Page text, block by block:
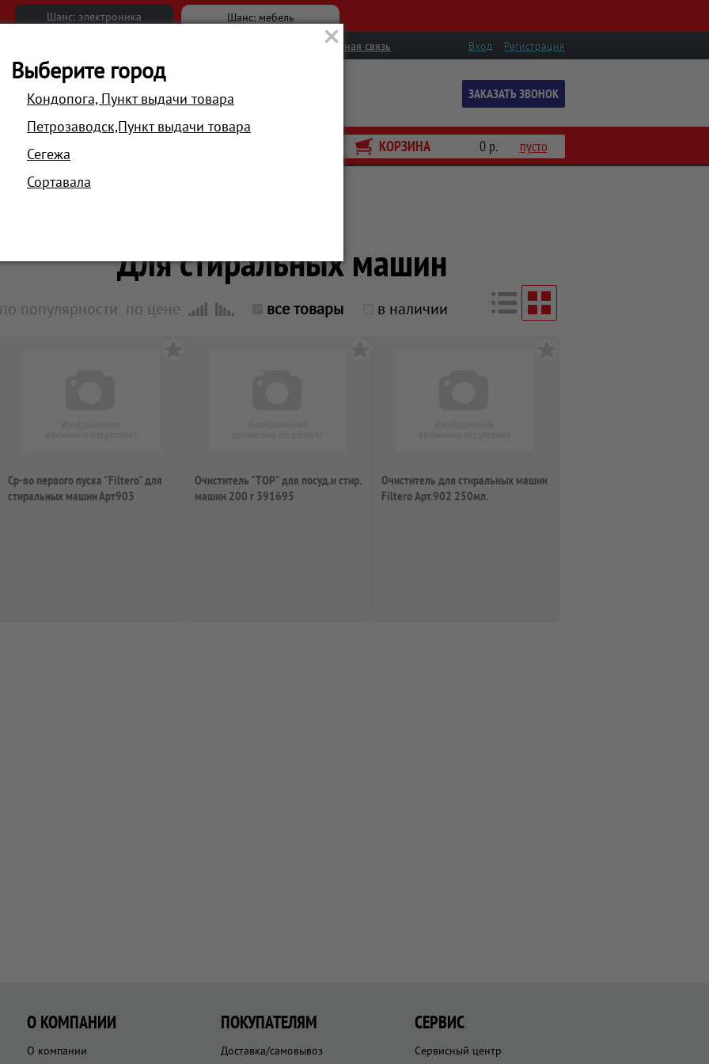
Шанс: электроника Шанс: мебель
Вход Регистрация
Обратная связь
ЗАКАЗАТЬ ЗВОНОК
АКЦИИ КОРЗИНА 0 р. пусто
Для стиральных машин
по популярности по цене все товары в наличии
Ср-во первого пуска "Filtero" для
стиральных машин Арт903
Очиститель "ТОР" для посуд.и стир.
машин 200 г 391695
Очиститель для стиральных машин
Filtero Арт.902 250мл.
О КОМПАНИИ
О компании
ПОКУПАТЕЛЯМ
Доставка/самовывоз
СЕРВИС
Сервисный центр
Выберите город
Кондопога, Пункт выдачи товара
Петрозаводск,Пункт выдачи товара
Сегежа
Сортавала